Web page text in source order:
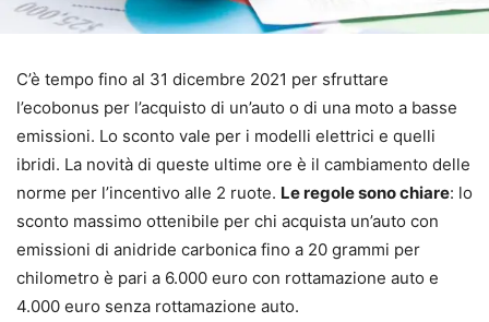
C’è tempo fino al 31 dicembre 2021 per sfruttare
l’ecobonus per l’acquisto di un’auto o di una moto a basse
emissioni. Lo sconto vale per i modelli elettrici e quelli
ibridi. La novità di queste ultime ore è il cambiamento delle
norme per l’incentivo alle 2 ruote. Le regole sono chiare: lo
sconto massimo ottenibile per chi acquista un’auto con
emissioni di anidride carbonica fino a 20 grammi per
chilometro è pari a 6.000 euro con rottamazione auto e
4.000 euro senza rottamazione auto.